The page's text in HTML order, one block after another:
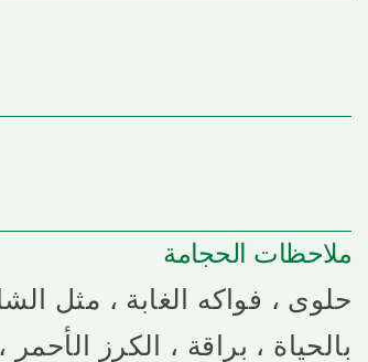
ملاحظات الحجامة
حلوى ، فواكه الغابة ، مثل
بالحياة ، براقة ، الكرز